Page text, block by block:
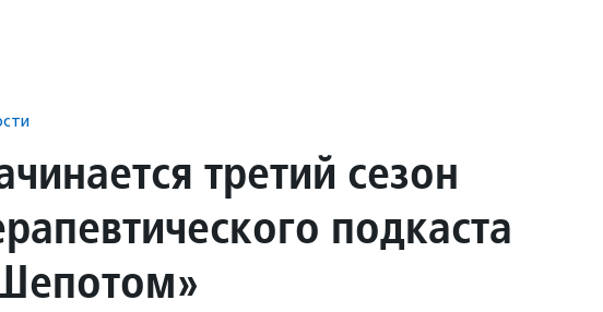
третий сезон
подкаста